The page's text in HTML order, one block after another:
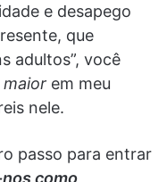
e desapego
que
adultos”, você
maior em meu
nele.
passo para entrar
como